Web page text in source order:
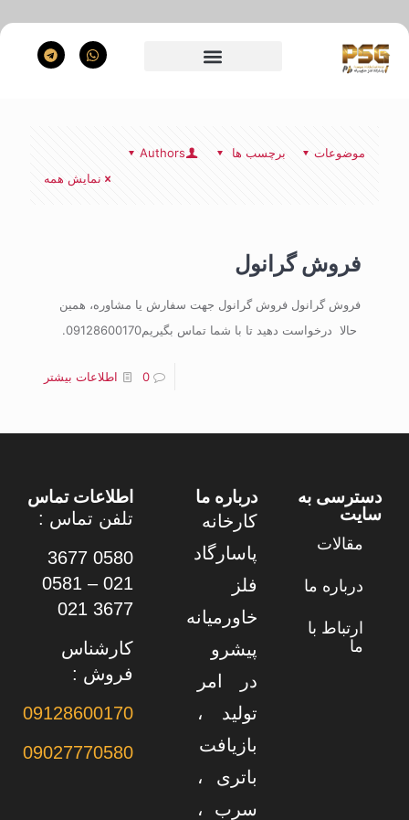
موضوعات برچسب ها
Authors
نمایش همه
فروش گرانول
فروش گرانول فروش گرانول جهت سفارش یا مشاوره، همین
حالا درخواست دهید تا با شما تماس بگیریم09128600170.
0 اطلاعات بیشتر
دسترسی به
سایت
مقالات
درباره ما
ارتباط با
ما
درباره ما
کارخانه
پاسارگاد
فلز
خاورمیانه
پیشرو
در امر
تولید ،
بازیافت
باتری ،
سرب ،
اطلاعات تماس
تلفن تماس :
0580 3677
021 – 0581
3677 021
کارشناس
فروش :
09128600170
09027770580